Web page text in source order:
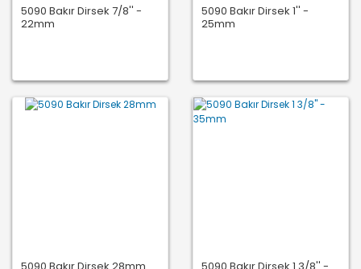
5090 Bakır Dirsek 7/8'' -
22mm
5090 Bakır Dirsek 1'' -
25mm